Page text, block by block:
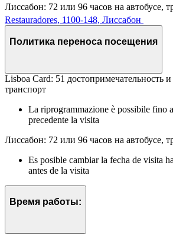
Лиссабон: 72 или 96 часов на автобусе,
Restauradores, 1100-148, Лиссабон
Политика переноса посещения
Lisboa Card: 51 достопримечательность
транспорт
La riprogrammazione è possibile fino
precedente la visita
Лиссабон: 72 или 96 часов на автобусе,
Es posible cambiar la fecha de visita
antes de la visita
Время работы: